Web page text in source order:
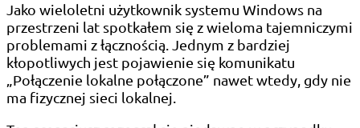
Jako wieloletni użytkownik systemu Windows na
przestrzeni lat spotkałem się z wieloma tajemniczymi
problemami z łącznością. Jednym z bardziej
kłopotliwych jest pojawienie się komunikatu
„Połączenie lokalne połączone” nawet wtedy, gdy nie
ma fizycznej sieci lokalnej.